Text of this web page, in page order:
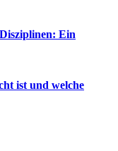
Ein
ist und welche